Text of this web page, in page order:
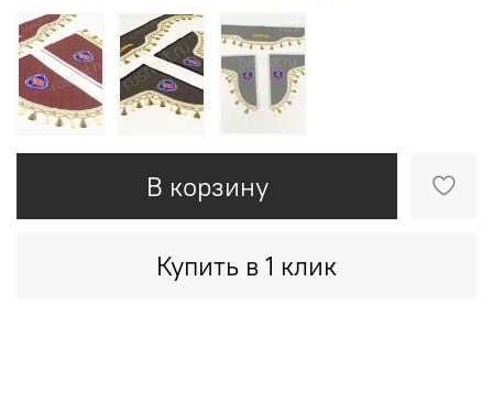
В корзину
Купить в 1 клик